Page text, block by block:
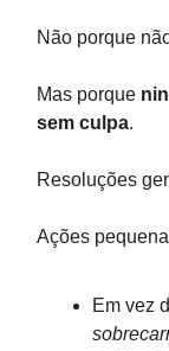
Não porque
Mas porque
sem culpa.
Resoluções
Ações
Em vez